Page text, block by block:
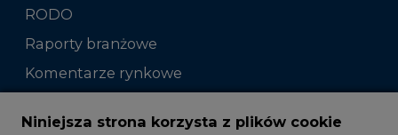
RODO
Raporty branżowe
Komentarze rynkowe
Zmiany kadrowe na rynku
Niniejsza strona korzysta z plików cookie